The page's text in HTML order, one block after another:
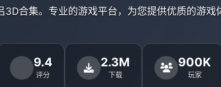
3D合集。专业的游戏平台，为您提供优质的游戏
9.4
评分
2.3M
下载
900K
玩家